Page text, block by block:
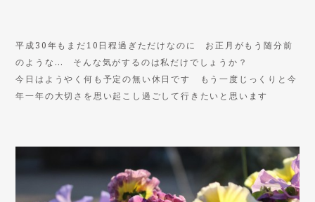
平成30年もまだ10日程過ぎただけなのに お正月がもう随分前
のような… そんな気がするのは私だけでしょうか？
今日はようやく何も予定の無い休日です もう一度じっくりと今
年一年の大切さを思い起こし過ごして行きたいと思います